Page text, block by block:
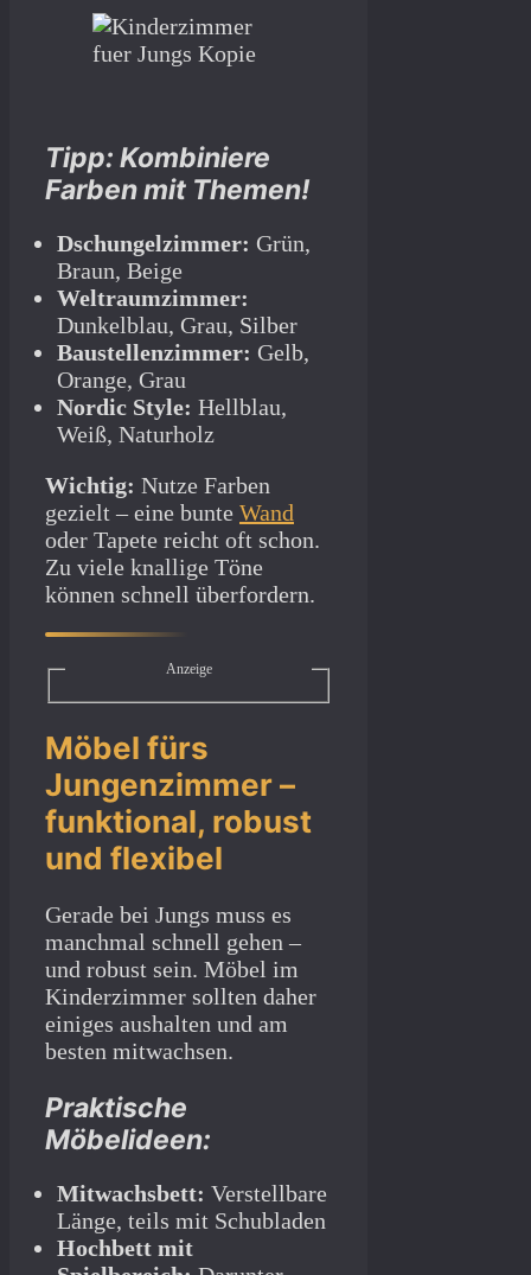
Tipp: Kombiniere
Farben mit Themen!
Dschungelzimmer: Grün,
Braun, Beige
Weltraumzimmer:
Dunkelblau, Grau, Silber
Baustellenzimmer: Gelb,
Orange, Grau
Nordic Style: Hellblau,
Weiß, Naturholz
Wichtig: Nutze Farben
gezielt – eine bunte Wand
oder Tapete reicht oft schon.
Zu viele knallige Töne
können schnell überfordern.
Anzeige
Möbel fürs
Jungenzimmer –
funktional, robust
und flexibel
Gerade bei Jungs muss es
manchmal schnell gehen –
und robust sein. Möbel im
Kinderzimmer sollten daher
einiges aushalten und am
besten mitwachsen.
Praktische
Möbelideen:
Mitwachsbett: Verstellbare
Länge, teils mit Schubladen
Hochbett mit